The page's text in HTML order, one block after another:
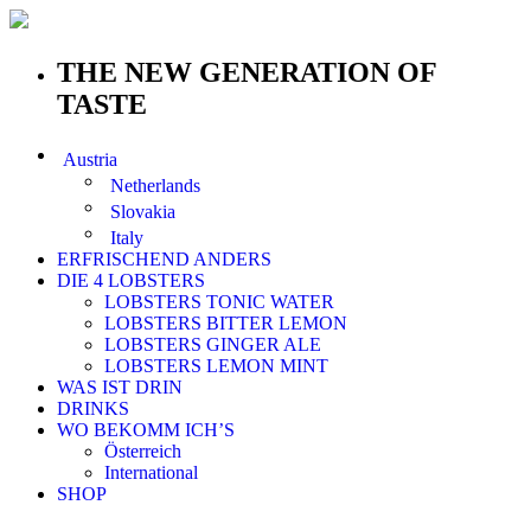
THE NEW GENERATION OF
TASTE
Austria
Netherlands
Slovakia
Italy
ERFRISCHEND ANDERS
DIE 4 LOBSTERS
LOBSTERS TONIC WATER
LOBSTERS BITTER LEMON
LOBSTERS GINGER ALE
LOBSTERS LEMON MINT
WAS IST DRIN
DRINKS
WO BEKOMM ICH’S
Österreich
International
SHOP